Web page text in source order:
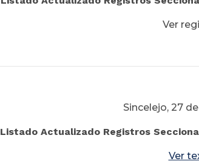
Ver
Sincelejo, 27
Listado Actualizado Registros
Ver